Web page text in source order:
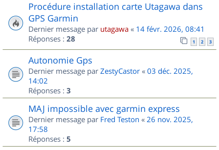
Procédure installation carte Utagawa dans
GPS Garmin
Dernier message par utagawa « 14 févr. 2026, 08:41
Réponses : 28 1 2 3
Autonomie Gps
Dernier message par ZestyCastor « 03 déc. 2025,
14:02
Réponses : 3
MAJ impossible avec garmin express
Dernier message par Fred Teston « 26 nov. 2025,
17:58
Réponses : 5